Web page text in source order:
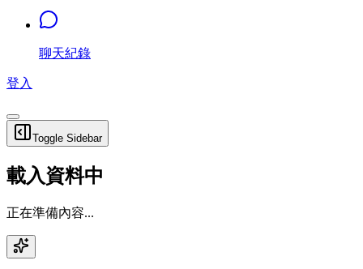
聊天紀錄
登入
Toggle Sidebar
載入資料中
正在準備內容...